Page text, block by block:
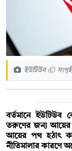
ইউটিউব ©
বর্তমানে ইউটিউব
তরুণের জন্য আয়ের
আয়ের পথ হঠাৎ
নীতিমালার কারণে